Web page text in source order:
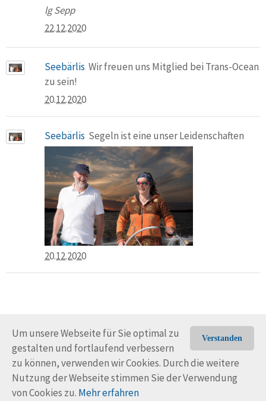
Verstanden
Um unsere Webseite für Sie optimal zu
gestalten und fortlaufend verbessern
zu können, verwenden wir Cookies. Durch die weitere
Nutzung der Webseite stimmen Sie der Verwendung
von Cookies zu. Mehr erfahren
lg Sepp
22.12.2020
Seebärlis Wir freuen uns Mitglied bei Trans-Ocean
zu sein!
20.12.2020
Seebärlis Segeln ist eine unser Leidenschaften
20.12.2020
© Trans-Ocean e.V. 2010-2026 Impressum
Nutzungsbedingungen
Rechtliche Hinweise